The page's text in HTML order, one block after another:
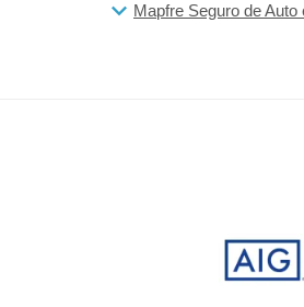
Mapfre Seguro de